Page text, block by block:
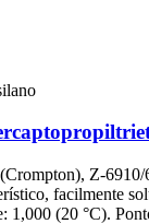
Z-
facilmente
1,000 (20 °C).